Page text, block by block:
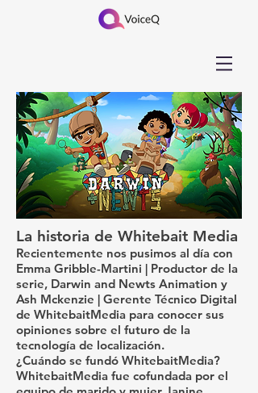
La historia de Whitebait Media
Recientemente nos pusimos al día con
Emma Gribble-Martini | Productor de la
serie, Darwin and Newts Animation y
Ash Mckenzie | Gerente Técnico Digital
de WhitebaitMedia para conocer sus
opiniones sobre el futuro de la
tecnología de localización.
¿Cuándo se fundó WhitebaitMedia?
WhitebaitMedia fue cofundada por el